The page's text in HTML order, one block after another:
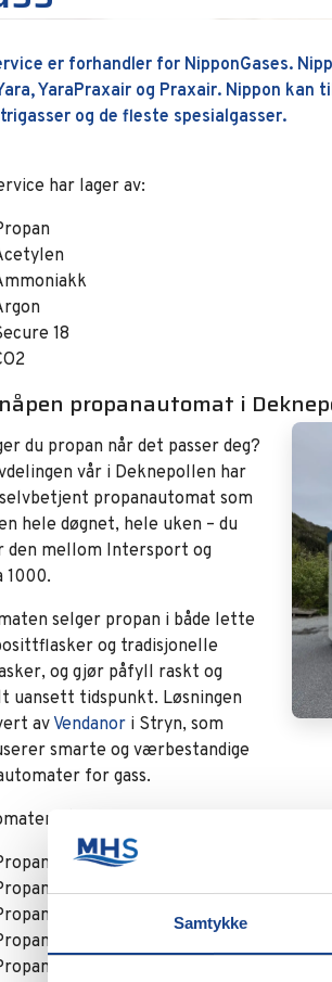
Samtykke
er forhandler for NipponGases.
YaraPraxair og Praxair. Nippon kan
og de fleste spesialgasser.
har lager av:
18
propanautomat i
du propan når det passer deg?
vår i Deknepollen har
propanautomat som
hele døgnet, hele uken – du
den mellom Intersport og
1000.
selger propan i både lette
og tradisjonelle
og gjør påfyll raskt og
uansett tidspunkt. Løsningen
av Vendanor i Stryn, som
smarte og værbestandige
for gass.
får du kjøpt:
5 kg – fritid (stål)
11 kg – fritid
11 kg – industri
5 kg – fritid (kompositt)
10 kg – fritid (kompositt)